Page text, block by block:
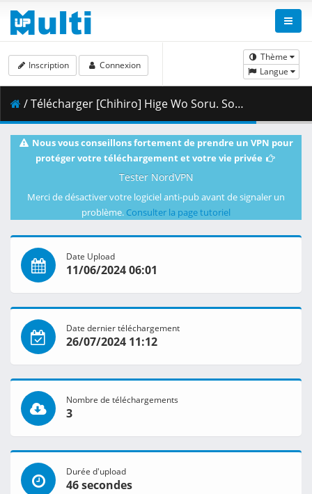
Thème
Langue
Inscription Connexion
/ Télécharger [Chihiro] Hige Wo Soru. Soshite Joshikosei Wo Hirou. - 08 [Blu-ray 1080p HEVC FLAC][C8E81B70].mkv.002 ( 401.37 MB )
Nous vous conseillons fortement de prendre un VPN pour
protéger votre téléchargement et votre vie privée
Tester NordVPN
Merci de désactiver votre logiciel anti-pub avant de signaler un
problème. Consulter la page tutoriel
Date Upload
11/06/2024 06:01
Date dernier téléchargement
26/07/2024 11:12
Nombre de téléchargements
3
Durée d'upload
46 secondes